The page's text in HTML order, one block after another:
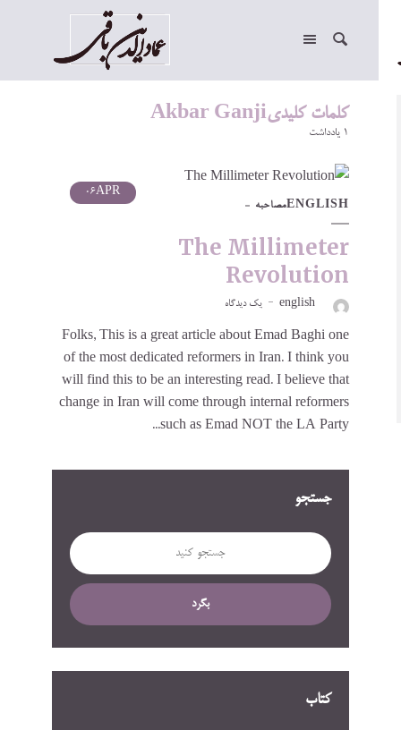
کلمات کلیدیAkbar Ganji
1 یادداشت
APR
06
ENGLISHمصاحبه
The Millimeter
Revolution
english یک دیدگاه
Folks, This is a great article about Emad Baghi one
of the most dedicated reformers in Iran. I think you
will find this to be an interesting read. I believe that
change in Iran will come through internal reformers
such as Emad NOT the LA Party...
جستجو
بگرد
کتاب